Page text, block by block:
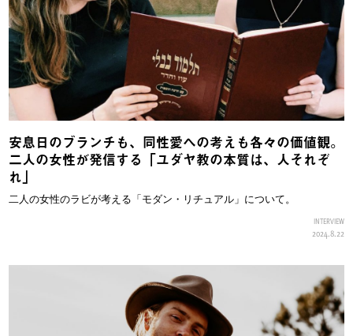
安息日のブランチも、同性愛への考えも各々の価値観。
二人の女性が発信する「ユダヤ教の本質は、人それぞ
れ」
二人の女性のラビが考える「モダン・リチュアル」について。
INTERVIEW
2024.8.22